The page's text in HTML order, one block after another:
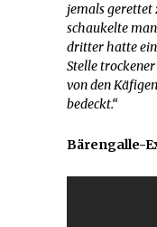
jemals gerettet
schaukelte
dritter hatte
Stelle
von den
bedeckt.“
Bärengalle-